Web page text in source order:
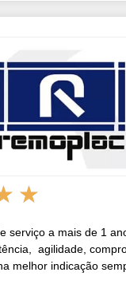
★
serviço a mais de 1
agilidade,
melhor indicação